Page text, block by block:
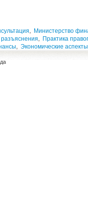
, Министерство
, Практика
, Экономические аспекты